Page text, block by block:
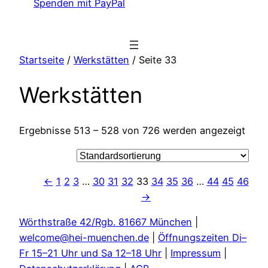
Spenden mit PayPal
Startseite / Werkstätten / Seite 33
Werkstätten
Ergebnisse 513 – 528 von 726 werden angezeigt
← 1 2 3 … 30 31 32 33 34 35 36 … 44 45 46
→
Wörthstraße 42/Rgb. 81667 München
welcome@hei-muenchen.de
Öffnungszeiten Di–
Fr 15–21 Uhr und Sa 12–18 Uhr
Impressum